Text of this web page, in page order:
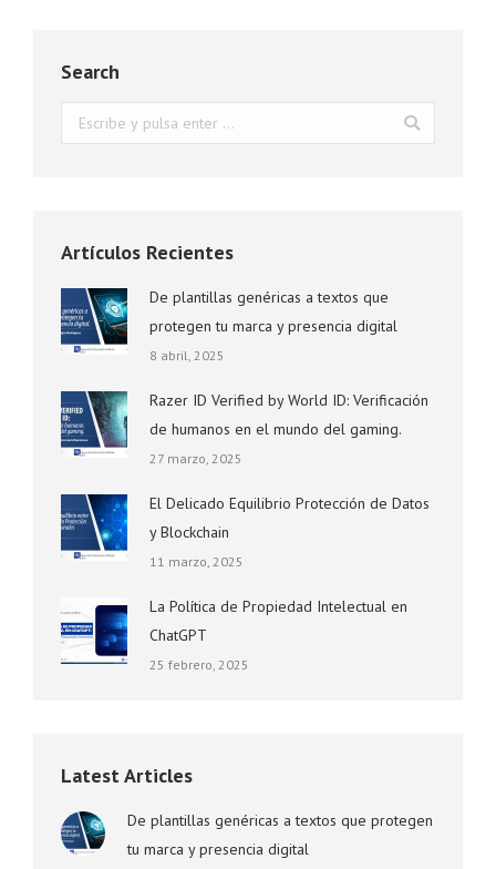
Search
Buscar:
Artículos Recientes
De plantillas genéricas a textos que
protegen tu marca y presencia digital
8 abril, 2025
Razer ID Verified by World ID: Verificación
de humanos en el mundo del gaming.
27 marzo, 2025
El Delicado Equilibrio Protección de Datos
y Blockchain
11 marzo, 2025
La Política de Propiedad Intelectual en
ChatGPT
25 febrero, 2025
Latest Articles
De plantillas genéricas a textos que protegen
tu marca y presencia digital